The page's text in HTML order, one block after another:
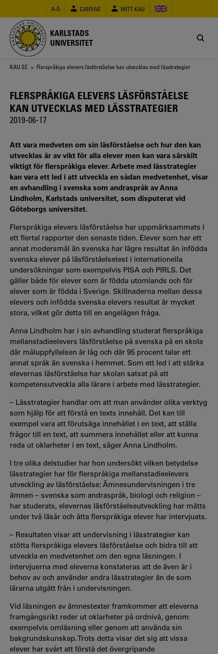
huvudinnehåll
A-Ö CANVAS MITT KAU
KARLSTADS
UNIVERSITET
Länkstig
KAU.SE > Flerspråkiga elevers läsförståelse kan utvecklas med lässtrategier
FLERSPRÅKIGA ELEVERS LÄSFÖRSTÅELSE
KAN UTVECKLAS MED LÄSSTRATEGIER
2019-06-17
Att vara medveten om sin läsförståelse och hur den kan
utvecklas är av vikt för alla elever men kan vara särskilt
viktigt för flerspråkiga elever. Arbete med lässtrategier
kan vara ett led i att utveckla en sådan medvetenhet, visar
en avhandling i svenska som andraspråk av Anna
Lindholm, Karlstads universitet, som disputerat vid
Göteborgs universitet.
Flerspråkiga elevers läsförståelse har uppmärksammats i
ett flertal rapporter den senaste tiden. Elever som har ett
annat modersmål än svenska har lägre resultat än infödda
svenska elever på läsförståelsetest i internationella
undersökningar som exempelvis PISA och PIRLS. Det
gäller både för elever som är födda utomlands och för
elever som är födda i Sverige. Skillnaderna mellan dessa
elevers och infödda svenska elevers resultat är mycket
stora, vilket gör detta till en angelägen fråga.
Anna Lindholm har i sin avhandling studerat flerspråkiga
mellanstadieelevers läsförståelse på svenska på en skola
där måluppfyllelsen är låg och där 95 procent talar ett
annat språk än svenska i hemmet. Som ett led i att stärka
elevernas läsförståelse har skolan satsat på att
kompetensutveckla alla lärare i arbete med lässtrategier.
– Lässtrategier handlar om att man använder olika verktyg
som hjälp för att förstå en texts innehåll. Det kan till
exempel vara att förutsäga innehållet i en text, att ställa
frågor till en text, att summera innehållet eller att kunna
reda ut oklarheter i en text, säger Anna Lindholm.
I tre olika delstudier har hon undersökt vilken betydelse
lässtrategier har för flerspråkiga mellanstadieelevers
utveckling av läsförståelse: Ämnesundervisningen i tre
ämnen – svenska som andraspråk, biologi och religion –
har studerats, elevernas läsförståelseutveckling har mätts
under två läsår och åtta flerspråkiga elever har intervjuats.
– Resultaten visar att undervisning i lässtrategier kan
stötta flerspråkiga elevers läsförståelse och bidra till att
utveckla en medvetenhet om den egna läsningen. I
intervjuerna med eleverna konstateras att de även är i
behov av och använder andra lässtrategier än de som
lärarna utgått från i undervisningen.
Vid läsningen av ämnestexter framkommer att eleverna
framgångsrikt reder ut oklarheter på ordnivå, genom
exempelvis omläsning eller genom att använda sin
bakgrundskunskap. Trots detta visar det sig att vissa
elever har svårt att förstå det övergripande